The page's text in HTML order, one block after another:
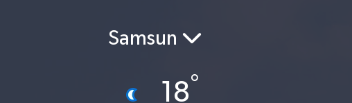
Samsun
18°